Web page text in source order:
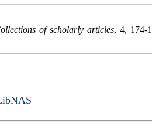
of scholarly articles, 4, 174-